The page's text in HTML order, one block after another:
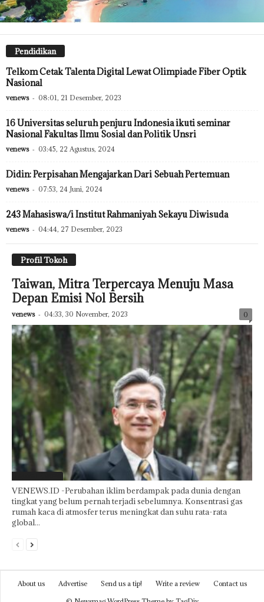
Pendidikan
Telkom Cetak Talenta Digital Lewat Olimpiade Fiber Optik
Nasional
venews - 08:01, 21 Desember, 2023
16 Universitas seluruh penjuru Indonesia ikuti seminar
Nasional Fakultas Ilmu Sosial dan Politik Unsri
venews - 03:45, 22 Agustus, 2024
Didin: Perpisahan Mengajarkan Dari Sebuah Pertemuan
venews - 07:53, 24 Juni, 2024
243 Mahasiswa/i Institut Rahmaniyah Sekayu Diwisuda
venews - 04:44, 27 Desember, 2023
Profil Tokoh
Taiwan, Mitra Terpercaya Menuju Masa
Depan Emisi Nol Bersih
venews - 04:33, 30 November, 2023 0
VENEWS.ID -Perubahan iklim berdampak pada dunia dengan
tingkat yang belum pernah terjadi sebelumnya. Konsentrasi gas
rumah kaca di atmosfer terus meningkat dan suhu rata-rata
global...
About us Advertise Send us a tip! Write a review
Contact us